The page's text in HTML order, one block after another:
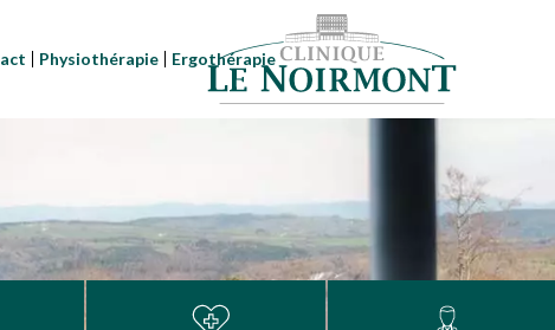
Physiothérapie Ergothérapie